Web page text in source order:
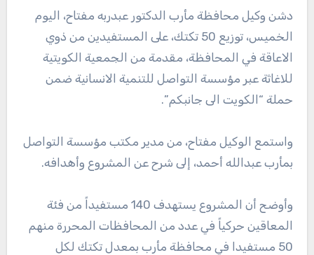
دشن وكيل محافظة مأرب الدكتور عبدربه مفتاح، اليوم
الخميس، توزيع 50 تكتك، على المستفيدين من ذوي
الاعاقة في المحافظة، مقدمة من الجمعية الكويتية
للاغاثة عبر مؤسسة التواصل للتنمية الانسانية ضمن
حملة “الكويت الى جانبكم”.
واستمع الوكيل مفتاح، من مدير مكتب مؤسسة التواصل
بمأرب عبدالله أحمد، إلى شرح عن المشروع وأهدافه.
وأوضح أن المشروع يستهدف 140 مستفيداً من فئة
المعاقين حركياً في عدد من المحافظات المحررة منهم
50 مستفيدا في محافظة مأرب بمعدل تكتك لكل